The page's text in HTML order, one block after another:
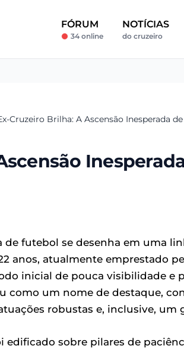
FÓRUM
34 online
NOTÍCIAS
do cruzeiro
Cruzeiro Brilha: A Ascensão Inesperada
futebol se desenha em uma
anos, atualmente emprestado
inicial de pouca visibilidade e
como um nome de destaque,
robustas e, inclusive, um
sobre pilares de